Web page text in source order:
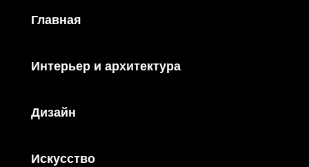
Главная
Интерьер и архитектура
Дизайн
Искусство